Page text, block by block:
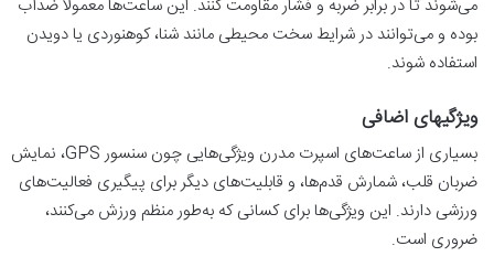
می‌شوند تا در برابر ضربه و فشار مقاومت کنند. این ساعت‌ها معمولاً ضدآب
بوده و می‌توانند در شرایط سخت محیطی مانند شنا، کوهنوردی یا دویدن
استفاده شوند.
ویژگیهای اضافی
بسیاری از ساعت‌های اسپرت مدرن ویژگی‌هایی چون سنسور GPS، نمایش
ضربان قلب، شمارش قدم‌ها، و قابلیت‌های دیگر برای پیگیری فعالیت‌های
ورزشی دارند. این ویژگی‌ها برای کسانی که به‌طور منظم ورزش می‌کنند،
ضروری است.